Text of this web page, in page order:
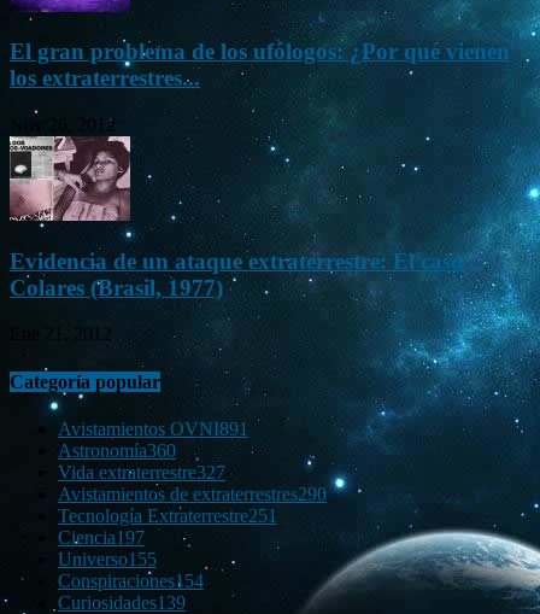
El gran problema de los ufólogos: ¿Por qué vienen
los extraterrestres...
Nov 26, 2012
Evidencia de un ataque extraterrestre: El caso
Colares (Brasil, 1977)
Ene 21, 2012
Categoría popular
Avistamientos OVNI891
Astronomía360
Vida extraterrestre327
Avistamientos de extraterrestres290
Tecnología Extraterrestre251
Ciencia197
Universo155
Conspiraciones154
Curiosidades139